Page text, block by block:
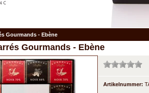
Gourmands - Ebène
Gourmands - Ebène
Artikelnummer: